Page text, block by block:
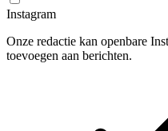
Instagram
Onze redactie kan openbare
toevoegen aan berichten.